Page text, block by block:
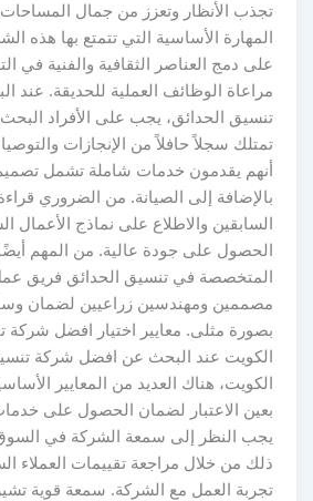
تجذب الأنظار وتعزز من جمال المساحات
المهارة الأساسية التي تتمتع بها هذه
على دمج العناصر الثقافية والفنية في
مراعاة الوظائف العملية للحديقة.
تنسيق الحدائق، يجب على الأفراد
تمتلك سجلاً حافلاً من الإنجازات
أنهم يقدمون خدمات شاملة تشمل تصميم
بالإضافة إلى الصيانة. من الضروري
السابقين والاطلاع على نماذج الأعمال
الحصول على جودة عالية. من المهم
المتخصصة في تنسيق الحدائق فريق
مصممين ومهندسين زراعيين لضمان
بصورة مثلى. معايير اختيار افضل
الكويت عند البحث عن افضل شركة
الكويت، هناك العديد من المعايير
بعين الاعتبار لضمان الحصول على خدمات
يجب النظر إلى سمعة الشركة في
ذلك من خلال مراجعة تقييمات العملاء
تجربة العمل مع الشركة. سمعة قوية